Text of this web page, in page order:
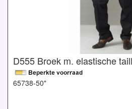
D555 Broek m. elastische
65738-50"